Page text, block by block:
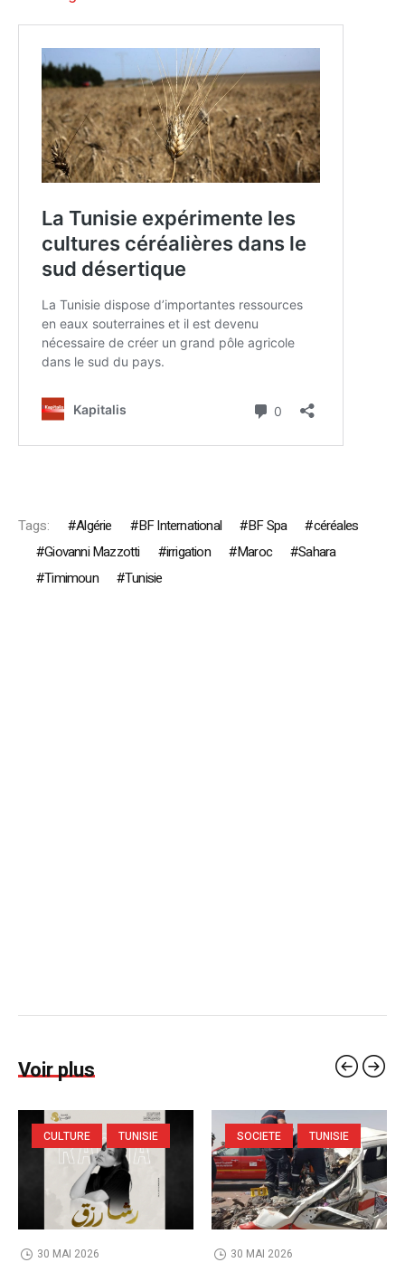
Tags: Algérie BF International BF Spa
céréales
Giovanni Mazzotti
irrigation Maroc
Sahara
Timimoun
Tunisie
Voir plus
CULTURE TUNISIE
30 MAI 2026
SOCIETE TUNISIE
30 MAI 2026